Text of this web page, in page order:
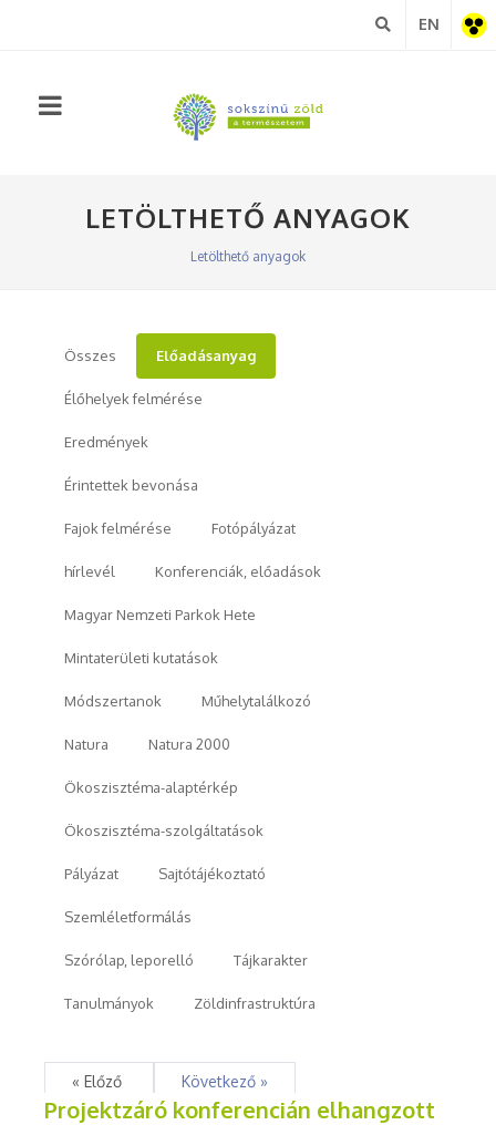
EN
LETÖLTHETŐ ANYAGOK
Letölthető anyagok
Összes Előadásanyag
Élőhelyek felmérése
Eredmények
Érintettek bevonása
Fajok felmérése Fotópályázat
hírlevél Konferenciák, előadások
Magyar Nemzeti Parkok Hete
Mintaterületi kutatások
Módszertanok Műhelytalálkozó
Natura Natura 2000
Ökoszisztéma-alaptérkép
Ökoszisztéma-szolgáltatások
Pályázat Sajtótájékoztató
Szemléletformálás
Szórólap, leporelló Tájkarakter
Tanulmányok Zöldinfrastruktúra
« Előző Következő »
Projektzáró konferencián elhangzott